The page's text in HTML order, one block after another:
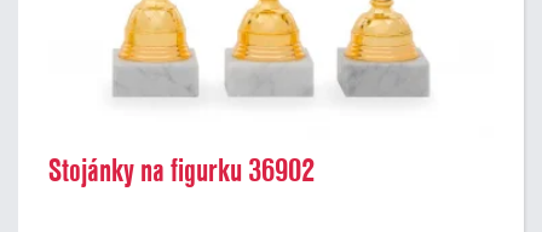
Stojánky na figurku 36902